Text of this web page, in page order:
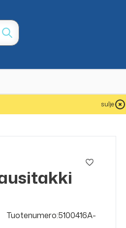
sulje
Tuotenumero:5100416A-